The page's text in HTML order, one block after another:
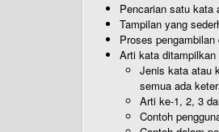
Pencarian satu kata
Tampilan yang
Proses
Arti kata ditampilkan
Jenis kata atau
semua ada
Arti ke-1, 2, 3
Contoh